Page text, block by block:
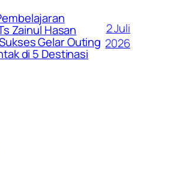
Zainul Hasan
Gelar Outing
di 5 Destinasi
2 Juli
2026